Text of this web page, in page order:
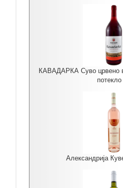
КАВАДАРКА Суво црвено
Александрија